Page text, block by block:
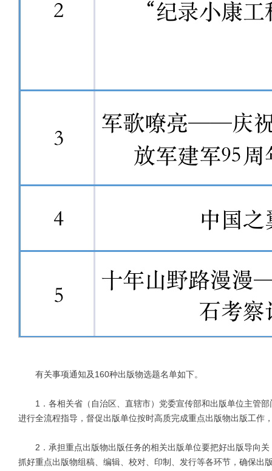
有关事项通知及160种出版物选题名单如下。
1．各相关省（自治区、直辖市）党委宣传部和出版单位主管部
进行全流程指导，督促出版单位按时高质完成重点出版物出版工作
2．承担重点出版物出版任务的相关出版单位要把好出版导向关
抓好重点出版物组稿、编辑、校对、印制、发行等各环节，确保出